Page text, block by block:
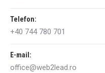
Telefon:
+40 744 780 701
E-mail:
office@web2lead.ro